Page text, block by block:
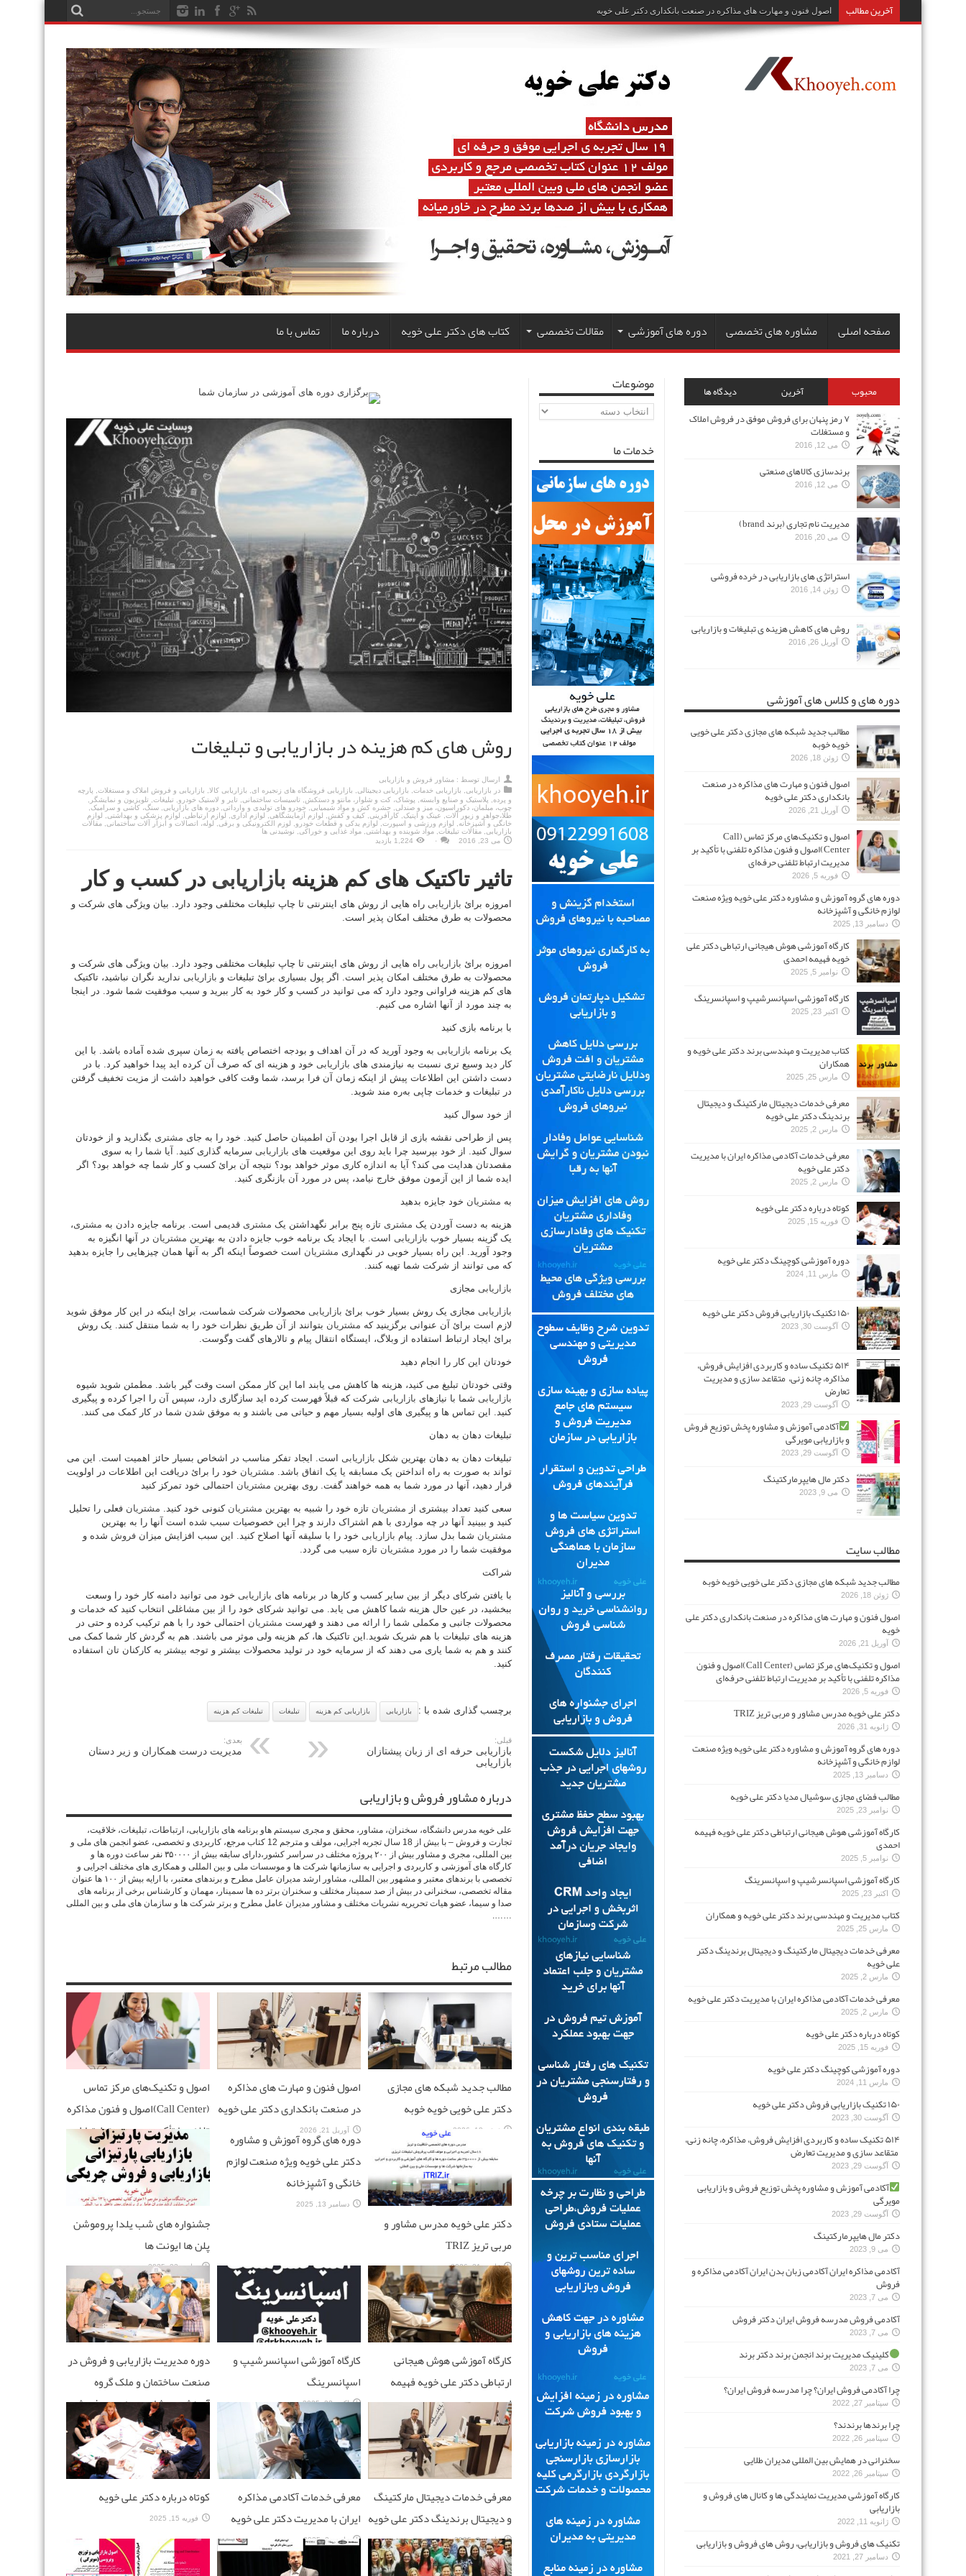
آخرین مطالب اصول و تکنیک‌های
صفحه اصلی مشاوره های تخصصی دوره های آموزشی مقالات تخصصی کتاب های دکتر علی خویه درباره ما تماس با ما
روش های کم هزینه در بازاریابی و تبلیغات
ارسال توسط : مشاور فروش و بازاریابی
در بازاریابی بازاریابی خدمات بازاریابی دیجیتالی بازاریابی فروشگاه های زنجیره ای بازاریابی کالا بازاریابی و فروش املاک و مستغلات
پارچه
و پرده
پلاستیک و صنایع وابسته پوشاک، کت و شلوار، مانتو و دستکش تاسیسات ساختمانی تایر و لاستیک خودرو تبلیغات تلویزیون و نمایشگر
چوب، مبلمان، دکوراسیون، میز و صندلی
حشره کش و مواد شیمیایی خودرو های تولیدی و وارداتی دوره های بازاریابی سنگ، کاشی و سرامیک
طلا،جواهر و زیور آلات
عینک و اپتیک کارآفرینی کیف و کفش لوازم آزمایشگاهی لوازم اداری لوازم ارتباطی لوازم پزشکی و بهداشتی
لوازم
خانگی و آشپزخانه
لوازم ورزشی و اسپورت لوازم یدکی و قطعات خودرو لوزم الکترونیکی و برقی لوله، اتصالات و ابزار آلات ساختمانی
مقالات
بازاریابی
مقالات تبلیغات مواد شوینده و بهداشتی مواد غذایی و خوراکی
نوشیدنی ها
می 23, 2016
۰ 1,224 بازدید
تاثیر تاکتیک های کم هزینه بازاریابی در کسب و کار
امروزه برائ بازاریابی راه هایی از روش های اینترنتی تا چاپ تبلیغات مختلفی وجود دارد. بیان ویژگی های شرکت و
محصولات بە طرق مختلف امکان پذیر است.
امروزه برائ بازاریابی راه هایی از روش های اینترنتی تا چاپ تبلیغات مختلفی وجود دارد. بیان ویژگی های شرکت و
محصولات بە طرق مختلف امکان پذیر است. اگر پول بسیاری برائ تبلیغات و بازاریابی ندارید نگران نباشید، تاکتیک
های کم هزینه فراوانی وجود دارد کە می توانید در کسب و کار خود بە کار ببرید و سبب موفقیت شما شود. در اینجا
بە چند مورد از آنها اشاره می کنیم.
با برنامه بازی کنید
یک برنامه بازاریابی بە وجود آورید کە در آن اهداف و بودجه اختصاص یافته بە زمان سپری شده آماده باشد. با این
کار دید وسیع تری نسبت بە نیازمندی های بازاریابی خود و هزینه ای کە صرف آن کرده اید پیدا خواهید کرد. با در
دست داشتن این اطلاعات پیش از اینکه زمان آن فرا برسد، شما وقت کافی خواهید داشت از مزیت تخفیف گرفتن
در تبلیغات و خدمات چاپی بەره مند شوید.
از خود سوال کنید
پس از طراحی نقشه بازی از قابل اجرا بودن آن اطمینان حاصل کنید. خود را بە جای مشتری بگذارید و از خودتان
سوال کنید. از خود بپرسید چرا باید روی این موقعیت های بازاریابی سرمایه گذاری کنید. آیا شما را بە سوی
مقصدتان هدایت می کند؟ آیا بە اندازه کاری موثر خواهد بود؟ نتیجه آن برائ کسب و کار شما چه خواهد بود؟ اگر
ایده شما از این آزمون موفق خارج نیامد، پس در مورد آن بازنگری کنید.
به مشتریان خود جایزه بدهید
هزینه بە دست آوردن یک مشتری تازه پنج برابر نگهداشتن یک مشتری قدیمی است. برنامه جایزه دادن بە مشتری،
یک گزینه بسیار خوب بازاریابی است. با ایجاد یک برنامه خوب جایزه دادن بە بهترین مشتریان در آنها انگیزه بە
وجود آورید. این راه بسیار خوبی در نگهداری مشتریان است خصوصاً اینکه اگر بە آنها همان چیزهایی را جایزه بدهید
کە می توانند از شرکت شما تهیه کنند.
بازاریابی مجازی
بازاریابی مجازی یک روش بسیار خوب برائ بازاریابی محصولات شرکت شماست، برائ اینکه در این کار موفق شوید
لازم است برائ آن عنوانی برگزینید کە مشتریان بتوانند از آن طریق نظرات خود را بە شما منتقل کنند. یک روش
برائ ایجاد ارتباط استفاده از وبلاگ، ایستگاه انتقال پیام و تالارهای گفت وگوست.
خودتان این کار را انجام دهید
وقتی خودتان تبلیغ می کنید، هزینه ها کاهش می یابند اما این کار ممکن است وقت گیر باشد. مطمئن شوید شیوه
بازاریابی شما با نیازهای بازاریابی شرکت کە قبلاً فهرست کرده اید سازگاری دارد، سپس آن را اجرا کرده و پیگیری
کنید. این تماس ها و پیگیری های اولیه بسیار مهم و حیاتی می باشند و بە موفق شدن شما در کار کمک می کنند.
تبلیغات دهان بە دهان
تبلیغات دهان بە دهان بهترین شکل بازاریابی است. ایجاد تفکر مناسب در اشخاص بسیار حائز اهمیت است. این می
تواند بە صورت بە راه انداختن یک مسابقه یا یک اتفاق باشد. مشتریان خود را برائ دریافت این اطلاعات در اولویت
قرار دهید، آنها در مورد شما بە همه خواهند گفت. روی بهترین مشتریان احتمالی خود تمرکز کنید
سعی کنید تعداد بیشتری از مشتریان تازه خود را شبیه بە بهترین مشتریان کنونی خود کنید. مشتریان فعلی را تحلیل
کنید و ببینید آنها در چه مواردی با هم اشتراک دارند و چرا این خصوصیات سبب شده است آنها را بە بهترین
مشتریان شما بدل سازد. پیام بازاریابی خود را با سلیقه آنها اصلاح کنید. این سبب افزایش میزان فروش شده و
موفقیت شما را در مورد مشتریان تازه سبب می گردد.
شراکت
با یافتن شرکای دیگر از بین سایر کسب و کارها در برنامه های بازاریابی خود می توانید دامنه کار خود را وسعت
ببخشید، در عین حال هزینه شما کاهش می یابد. می توانید شرکای خود را از بین مشاغلی انتخاب کنید کە خدمات و
محصولات جانبی و مکملی شما را ارائه می دهند و فهرست مشتریان احتمالی خود را با هم ترکیب کرده و حتی در
هزینه های تبلیغات با هم شریک شوید.این تاکتیک ها، کم هزینه ولی موثر می باشند. هم بە گردش کار شما کمک می
کنند و هم بە شما یاری می دهند کە از سرمایه خود در تولید محصولات بیشتر و توجه بیشتر بە کارکنان تان استفاده
کنید.
برچسب گذاری شده با : بازاریابی بازاریابی کم هزینه تبلیغات تبلیغات کم هزینه
قبلی:
بازاریابی حرفه ای از زبان پیشتازان
بازاریابی
بعدی:
مدیریت درست همکاران و زیر دستان
درباره مشاور فروش و بازاریابی
علی خویه مدرس دانشگاه، سخنران، مشاور، محقق و مجری سیستم هاو برنامه های بازاریابی، ارتباطات، تبلیغات، خلاقیت،
تجارت و فروش – با بیش از 18 سال تجربه اجرایی، مولف و مترجم 12 کتاب مرجع، کاربردی و تخصصی، عضو انجمن های ملی و
بین المللی، مجری و مشاور بیش از ۲۰۰ پروژه مختلف در سراسر کشور،دارای سابقه بیش از ۳۵۰۰۰۰ نفر ساعت دوره ها و
کارگاه های آموزشی و کاربردی و اجرایی به سازمانها شرکت ها و موسسات ملی و بین المللی و همکاری های مختلف اجرایی و
تخصصی با برندهای معتبر و مشهور بین المللی، مشاور ارشد مدیران عامل مطرح و برندهای معتبر، با ارایه بیش از ۱۰۰ ها عنوان
مقاله تخصصی، سخنرانی در بیش از صد سمینار مختلف و سخنران برتر ده ها سمینار، مهمان و کارشناس برخی از برنامه های
صدا و سیما، عضو هیات تحریریه نشریات مختلف و مشاور مدیران عامل مطرح و برتر شرکت ها و سازمان های ملی و بین المللی
…….
مطالب مرتبط
مطالب جدید شبکه های مجازی
دکتر علی خویی خویه خوبه
ژوئن 18, 2026
اصول فنون و مهارت های مذاکره
در صنعت بانکداری دکتر علی خویه
آوریل 21, 2026
اصول و تکنیک‌های مرکز تماس
(Call Center)اصول و فنون مذاکره
تلفنی با تأکید بر مدیریت ارتباط
تلفنی حرفه‌ای
فوریه 5, 2026
دکتر علی خویه مدرس مشاور و
مربی تریز TRIZ
ژانویه 31, 2026
دوره های گروه آموزش و مشاوره
دکتر علی خویه ویژه صنعت لوازم
خانگی و آشپزخانه
دسامبر 13, 2025
جشنواره های شب یلدا پروموشن
پلن ها ایونت ها
نوامبر 23, 2025
کارگاه آموزشی هوش هیجانی
ارتباطی دکتر علی خویه فهیمه
احمدی
نوامبر 5, 2025
کارگاه آموزشی اسپانسرشیپ و
اسپانسرینگ
اکتبر 23, 2025
دوره مدیریت بازاریابی و فروش در
صنعت ساختمان و ملک گروه
آموزش و مشاوره مهندسی فروش
املاک دکتر علی خویه
مارس 25, 2025
معرفی خدمات دیجیتال مارکتینگ
و دیجیتال برندینگ دکتر علی خویه
مارس 2, 2025
معرفی خدمات آکادمی مذاکره
ایران با مدیریت دکتر علی خویه
مارس 2, 2025
کوتاه درباره دکتر علی خویه
فوریه 15, 2025
موضوعات
موضوعات
خدمات ما
محبوب آخرین
دیدگاه ها
۷ رمز پنهان برای فروش موفق در فروش املاک
و مستغلات
می 12, 2016
برندسازی کالاهای صنعتی
می 12, 2016
مدیریت نام تجاری (برند brand)
می 20, 2016
استراتژی های بازاریابی در خرده فروشی
ژوئن 14, 2016
روش های کاهش هزینه ی تبلیغات و بازاریابی
آوریل 26, 2016
دوره های و کلاس های آموزشی
مطالب جدید شبکه های مجازی دکتر علی خویی
خویه خوبه
ژوئن 18, 2026
اصول فنون و مهارت های مذاکره در صنعت
بانکداری دکتر علی خویه
آوریل 21, 2026
اصول و تکنیک‌های مرکز تماس (Call
Center)اصول و فنون مذاکره تلفنی با تأکید بر
مدیریت ارتباط تلفنی حرفه‌ای
فوریه 5, 2026
دوره های گروه آموزش و مشاوره دکتر علی خویه ویژه صنعت
لوازم خانگی و آشپزخانه
دسامبر 13, 2025
کارگاه آموزشی هوش هیجانی ارتباطی دکتر علی
خویه فهیمه احمدی
نوامبر 5, 2025
کارگاه آموزشی اسپانسرشیپ و اسپانسرینگ
اکتبر 23, 2025
کتاب مدیریت و مهندسی برند دکتر علی خویه و
همکاران
مارس 25, 2025
معرفی خدمات دیجیتال مارکتینگ و دیجیتال
برندینگ دکتر علی خویه
مارس 2, 2025
معرفی خدمات آکادمی مذاکره ایران با مدیریت
دکتر علی خویه
مارس 2, 2025
کوتاه درباره دکتر علی خویه
فوریه 15, 2025
دوره آموزشی کوچینگ دکتر علی خویه
مارس 11, 2024
۱۵۰ تکنیک بازاریابی فروش دکتر علی خویه
آگوست 30, 2023
۵۱۴ تکنیک ساده و کاربردی افزایش فروش،
مذاکره، چانه زنی، متقاعد سازی و مدیریت
تعارض
آگوست 29, 2023
آکادمی آموزش و مشاوره پخش توزیع فروش
و بازاریابی مویرگی
آگوست 29, 2023
دکتر مال هایپرمارکتینگ
می 9, 2023
مطالب سایت
مطالب جدید شبکه های مجازی دکتر علی خویی خویه خوبه
ژوئن 18, 2026
اصول فنون و مهارت های مذاکره در صنعت بانکداری دکتر علی
خویه
آوریل 21, 2026
اصول و تکنیک‌های مرکز تماس (Call Center)اصول و فنون
مذاکره تلفنی با تأکید بر مدیریت ارتباط تلفنی حرفه‌ای
فوریه 5, 2026
دکتر علی خویه مدرس مشاور و مربی تریز TRIZ
ژانویه 31, 2026
دوره های گروه آموزش و مشاوره دکتر علی خویه ویژه صنعت
لوازم خانگی و آشپزخانه
دسامبر 13, 2025
مطالب فضای مجازی سوشیال مدیا دکتر علی خویه
نوامبر 23, 2025
کارگاه آموزشی هوش هیجانی ارتباطی دکتر علی خویه فهیمه
احمدی
نوامبر 5, 2025
کارگاه آموزشی اسپانسرشیپ و اسپانسرینگ
اکتبر 23, 2025
کتاب مدیریت و مهندسی برند دکتر علی خویه و همکاران
مارس 25, 2025
معرفی خدمات دیجیتال مارکتینگ و دیجیتال برندینگ دکتر
علی خویه
مارس 2, 2025
معرفی خدمات آکادمی مذاکره ایران با مدیریت دکتر علی خویه
مارس 2, 2025
کوتاه درباره دکتر علی خویه
فوریه 15, 2025
دوره آموزشی کوچینگ دکتر علی خویه
مارس 11, 2024
۱۵۰ تکنیک بازاریابی فروش دکتر علی خویه
آگوست 30, 2023
۵۱۴ تکنیک ساده و کاربردی افزایش فروش، مذاکره، چانه زنی،
متقاعد سازی و مدیریت تعارض
آگوست 29, 2023
آکادمی آموزش و مشاوره پخش توزیع فروش و بازاریابی
مویرگی
آگوست 29, 2023
دکتر مال هایپرمارکتینگ
می 9, 2023
آکادمی مذاکره ایران آکادمی زبان بدن ایران آکادمی مذاکره و
فروش
می 7, 2023
آکادمی فروش مدرسه فروش ایران دکتر فروش
می 7, 2023
کلینیک مدیریت برند انجمن برند دکتر برند
می 7, 2023
چرا آکادمی فروش ایران؟ چرا مدرسه فروش ایران؟
سپتامبر 27, 2022
چرا برندها برندند؟
سپتامبر 26, 2022
سخنرانی در همایش بین المللی مدیران طلایی
سپتامبر 26, 2022
کارگاه آموزشی مدیریت نمایندگی ها و کانال های فروش و
بازاریابی
ژانویه 11, 2022
تکنیک های فروش و بازاریابی، روش های فروش و بازاریابی
دسامبر 27, 2021